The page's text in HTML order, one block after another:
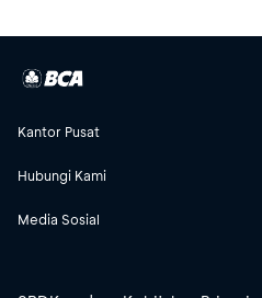
Kantor Pusat
Hubungi Kami
Media Sosial